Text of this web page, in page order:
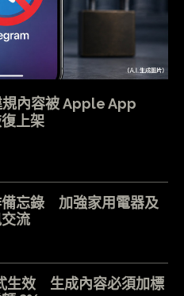
內容被 Apple App
上架
備忘錄 加強家用電器及
流
生效 生成內容必須加標